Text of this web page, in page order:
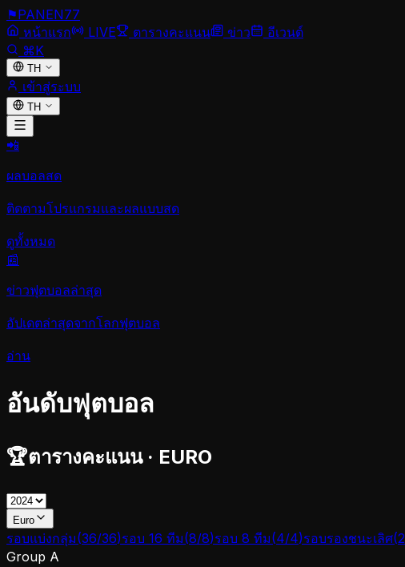
⚑PANEN77
หน้าแรก
LIVE ตารางคะแนน ข่าว
อีเวนต์
⌘K
TH
เข้าสู่ระบบ
TH
📲
ผลบอลสด
ติดตามโปรแกรมและผลแบบสด
ดูทั้งหมด
📰
ข่าวฟุตบอลล่าสุด
อัปเดตล่าสุดจากโลกฟุตบอล
อ่าน
อันดับฟุตบอล
🏆ตารางคะแนน· EURO
Euro
รอบแบ่งกลุ่ม(36/36)รอบ 16 ทีม(8/8)รอบ 8 ทีม(4/4)รอบรองชนะเลิศ(2
Group A